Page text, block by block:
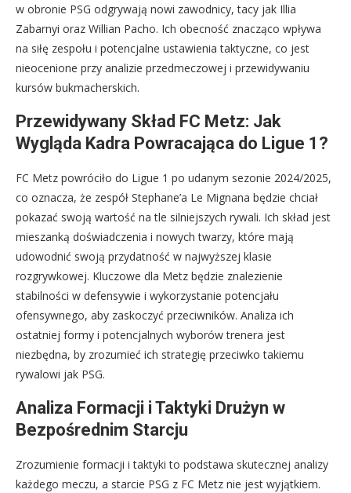
w obronie PSG odgrywają nowi zawodnicy, tacy jak Illia
Zabarnyi oraz Willian Pacho. Ich obecność znacząco wpływa
na siłę zespołu i potencjalne ustawienia taktyczne, co jest
nieocenione przy analizie przedmeczowej i przewidywaniu
kursów bukmacherskich.
Przewidywany Skład FC Metz: Jak
Wygląda Kadra Powracająca do Ligue 1?
FC Metz powróciło do Ligue 1 po udanym sezonie 2024/2025,
co oznacza, że zespół Stephane’a Le Mignana będzie chciał
pokazać swoją wartość na tle silniejszych rywali. Ich skład jest
mieszanką doświadczenia i nowych twarzy, które mają
udowodnić swoją przydatność w najwyższej klasie
rozgrywkowej. Kluczowe dla Metz będzie znalezienie
stabilności w defensywie i wykorzystanie potencjału
ofensywnego, aby zaskoczyć przeciwników. Analiza ich
ostatniej formy i potencjalnych wyborów trenera jest
niezbędna, by zrozumieć ich strategię przeciwko takiemu
rywalowi jak PSG.
Analiza Formacji i Taktyki Drużyn w
Bezpośrednim Starcju
Zrozumienie formacji i taktyki to podstawa skutecznej analizy
każdego meczu, a starcie PSG z FC Metz nie jest wyjątkiem.